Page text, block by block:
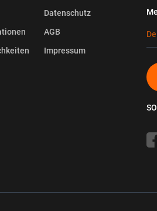
Datenschutz
AGB
Impressum